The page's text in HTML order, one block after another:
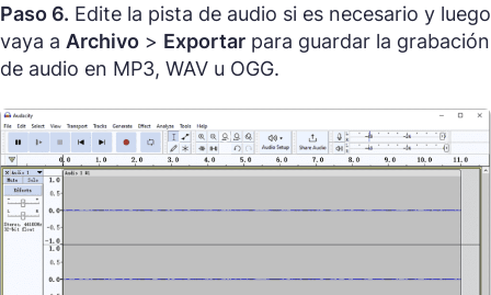
Paso 6. Edite la pista de audio si es necesario y luego
vaya a Archivo > Exportar para guardar la grabación
de audio en MP3, WAV u OGG.